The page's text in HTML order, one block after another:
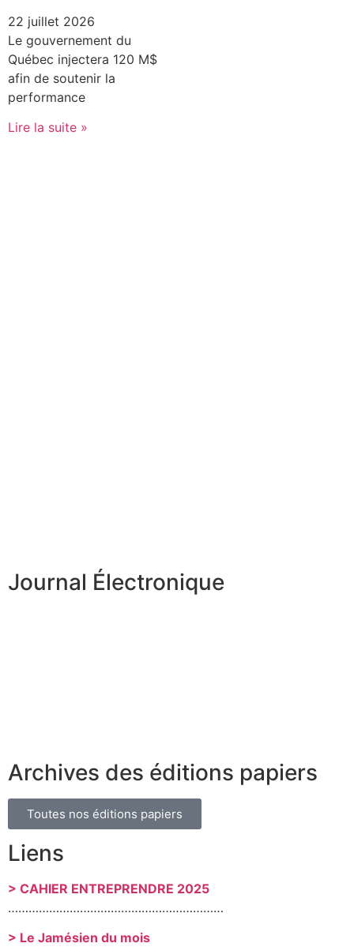
22 juillet 2026
Le gouvernement du
Québec injectera 120 M$
afin de soutenir la
performance
Lire la suite »
Journal Électronique
Archives des éditions papiers
Toutes nos éditions papiers
Liens
> CAHIER ENTREPRENDRE 2025
………………………………………………………
> Le Jamésien du mois